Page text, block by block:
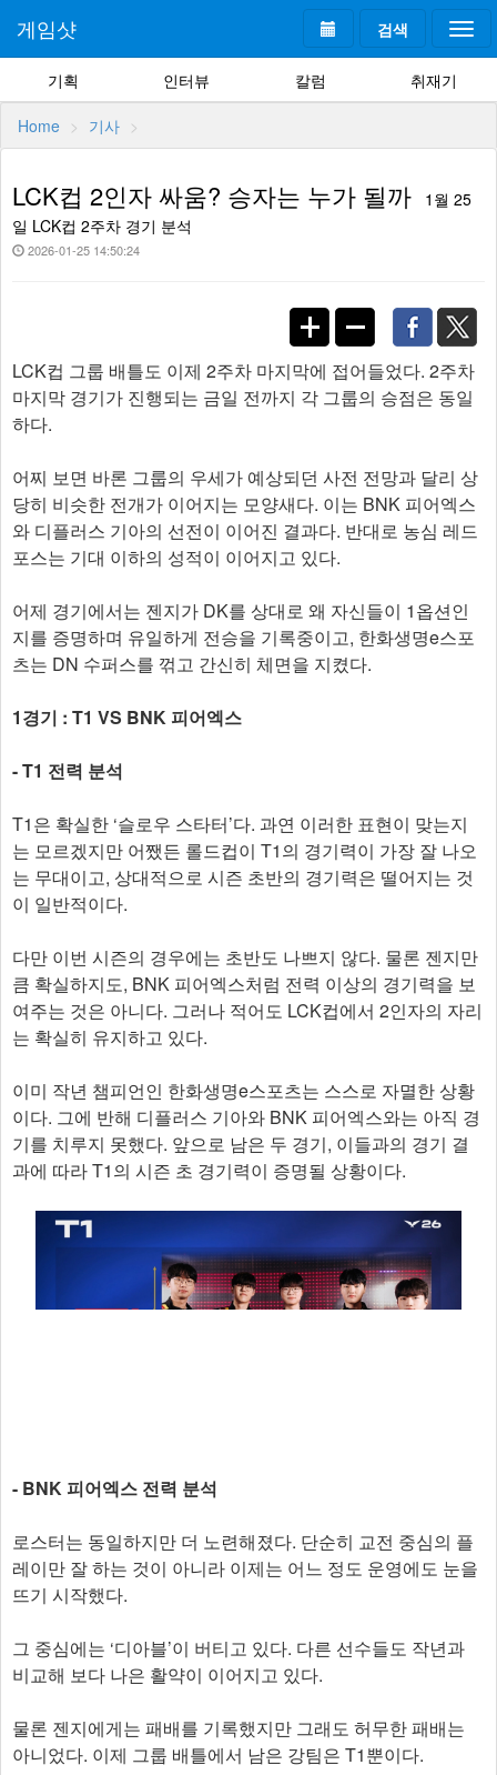
검색
게임샷
기획 인터뷰 칼럼 취재기
Home 기사
LCK컵 2인자 싸움? 승자는 누가 될까
1월 25
일 LCK컵 2주차 경기 분석
2026-01-25 14:50:24
LCK컵 그룹 배틀도 이제 2주차 마지막에 접어들었다. 2주차
마지막 경기가 진행되는 금일 전까지 각 그룹의 승점은 동일
하다.
어찌 보면 바론 그룹의 우세가 예상되던 사전 전망과 달리 상
당히 비슷한 전개가 이어지는 모양새다. 이는 BNK 피어엑스
와 디플러스 기아의 선전이 이어진 결과다. 반대로 농심 레드
포스는 기대 이하의 성적이 이어지고 있다.
어제 경기에서는 젠지가 DK를 상대로 왜 자신들이 1옵션인
지를 증명하며 유일하게 전승을 기록중이고, 한화생명e스포
츠는 DN 수퍼스를 꺾고 간신히 체면을 지켰다.
1경기 : T1 VS BNK 피어엑스
- T1 전력 분석
T1은 확실한 ‘슬로우 스타터’다. 과연 이러한 표현이 맞는지
는 모르겠지만 어쨌든 롤드컵이 T1의 경기력이 가장 잘 나오
는 무대이고, 상대적으로 시즌 초반의 경기력은 떨어지는 것
이 일반적이다.
다만 이번 시즌의 경우에는 초반도 나쁘지 않다. 물론 젠지만
큼 확실하지도, BNK 피어엑스처럼 전력 이상의 경기력을 보
여주는 것은 아니다. 그러나 적어도 LCK컵에서 2인자의 자리
는 확실히 유지하고 있다.
이미 작년 챔피언인 한화생명e스포츠는 스스로 자멸한 상황
이다. 그에 반해 디플러스 기아와 BNK 피어엑스와는 아직 경
기를 치루지 못했다. 앞으로 남은 두 경기, 이들과의 경기 결
과에 따라 T1의 시즌 초 경기력이 증명될 상황이다.
- BNK 피어엑스 전력 분석
로스터는 동일하지만 더 노련해졌다. 단순히 교전 중심의 플
레이만 잘 하는 것이 아니라 이제는 어느 정도 운영에도 눈을
뜨기 시작했다.
그 중심에는 ‘디아블’이 버티고 있다. 다른 선수들도 작년과
비교해 보다 나은 활약이 이어지고 있다.
물론 젠지에게는 패배를 기록했지만 그래도 허무한 패배는
아니었다. 이제 그룹 배틀에서 남은 강팀은 T1뿐이다.